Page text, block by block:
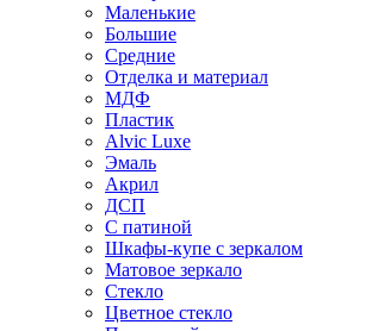
Маленькие
Большие
Средние
Отделка и материал
МДФ
Пластик
Alvic Luxe
Эмаль
Акрил
ДСП
С патиной
Шкафы-купе с зеркалом
Матовое зеркало
Стекло
Цветное стекло